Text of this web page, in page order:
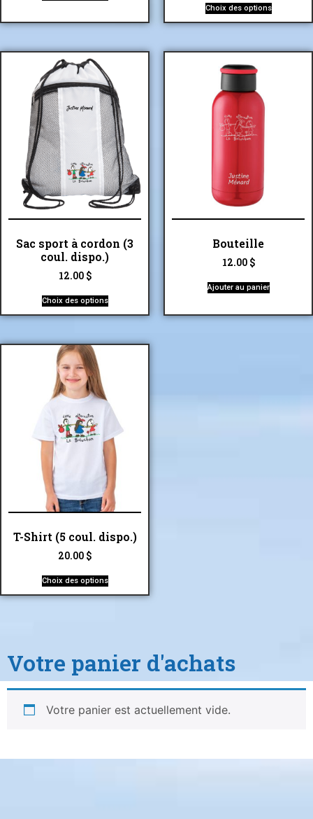
Choix des options
Sac sport à cordon (3
coul. dispo.)
12.00 $
Choix des options
Bouteille
12.00 $
Ajouter au panier
T-Shirt (5 coul. dispo.)
20.00 $
Choix des options
Votre panier d'achats
Votre panier est actuellement vide.